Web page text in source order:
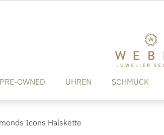
OWNED UHREN SCHMUCK
Icons Halskette